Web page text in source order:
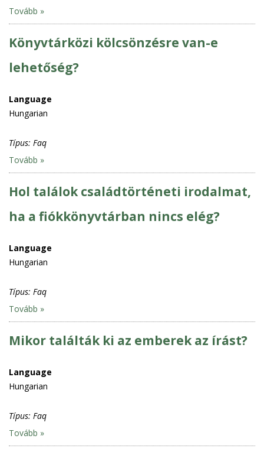
Tovább »
Könyvtárközi kölcsönzésre van-e
lehetőség?
Language
Hungarian
Típus: Faq
Tovább »
Hol találok családtörténeti irodalmat,
ha a fiókkönyvtárban nincs elég?
Language
Hungarian
Típus: Faq
Tovább »
Mikor találták ki az emberek az írást?
Language
Hungarian
Típus: Faq
Tovább »